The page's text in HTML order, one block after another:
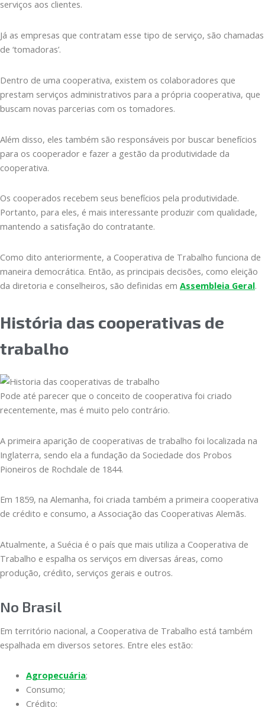
serviços aos clientes.
Já as empresas que contratam esse tipo de serviço, são chamadas
de ‘tomadoras’.
Dentro de uma cooperativa, existem os colaboradores que
prestam serviços administrativos para a própria cooperativa, que
buscam novas parcerias com os tomadores.
Além disso, eles também são responsáveis por buscar benefícios
para os cooperador e fazer a gestão da produtividade da
cooperativa.
Os cooperados recebem seus benefícios pela produtividade.
Portanto, para eles, é mais interessante produzir com qualidade,
mantendo a satisfação do contratante.
Como dito anteriormente, a Cooperativa de Trabalho funciona de
maneira democrática. Então, as principais decisões, como eleição
da diretoria e conselheiros, são definidas em Assembleia Geral.
História das cooperativas de
trabalho
Pode até parecer que o conceito de cooperativa foi criado
recentemente, mas é muito pelo contrário.
A primeira aparição de cooperativas de trabalho foi localizada na
Inglaterra, sendo ela a fundação da Sociedade dos Probos
Pioneiros de Rochdale de 1844.
Em 1859, na Alemanha, foi criada também a primeira cooperativa
de crédito e consumo, a Associação das Cooperativas Alemãs.
Atualmente, a Suécia é o país que mais utiliza a Cooperativa de
Trabalho e espalha os serviços em diversas áreas, como
produção, crédito, serviços gerais e outros.
No Brasil
Em território nacional, a Cooperativa de Trabalho está também
espalhada em diversos setores. Entre eles estão:
Agropecuária;
Consumo;
Crédito;